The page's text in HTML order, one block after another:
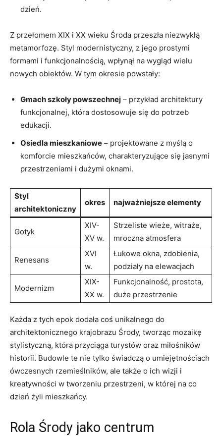
dzień.
Z przełomem XIX i XX wieku Środa przeszła niezwykłą
metamorfozę. Styl modernistyczny, z jego prostymi
formami i funkcjonalnością, wpłynął na wygląd wielu
nowych obiektów. W tym okresie powstały:
Gmach szkoły powszechnej – przykład architektury
funkcjonalnej, która dostosowuje się do potrzeb
edukacji.
Osiedla mieszkaniowe – projektowane z myślą o
komforcie mieszkańców, charakteryzujące się jasnymi
przestrzeniami i dużymi oknami.
Styl
architektoniczny
okres najważniejsze elementy
Gotyk
XIV-
XV w.
Strzeliste wieże, witraże,
mroczna atmosfera
Renesans
XVI
w.
Łukowe okna, zdobienia,
podziały na elewacjach
Modernizm
XIX-
XX w.
Funkcjonalność, prostota,
duże przestrzenie
Każda z tych epok dodała coś unikalnego do
architektonicznego krajobrazu Środy, tworząc mozaikę
stylistyczną, która przyciąga turystów oraz miłośników
historii. Budowle te nie tylko świadczą o umiejętnościach
ówczesnych rzemieślników, ale także o ich wizji i
kreatywności w tworzeniu przestrzeni, w której na co
dzień żyli mieszkańcy.
Rola Środy jako centrum